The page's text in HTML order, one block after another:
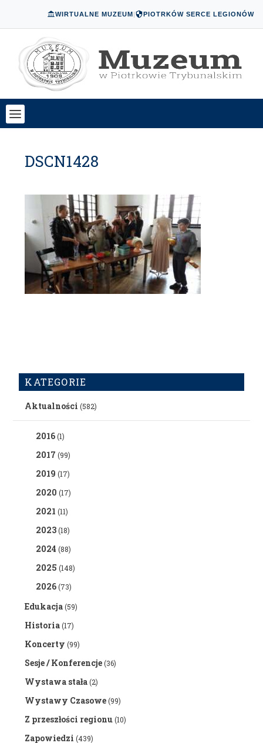
WIRTUALNE MUZEUM| PIOTRKÓW SERCE LEGIONÓW
DSCN1428
KATEGORIE
Aktualności (582)
2016(1)
2017 (99)
2019 (17)
2020 (17)
2021 (11)
2023(18)
2024 (88)
2025 (148)
2026(73)
Edukacja(59)
Historia(17)
Koncerty (99)
Sesje / Konferencje(36)
Wystawa stała(2)
Wystawy Czasowe(99)
Z przeszłości regionu(10)
Zapowiedzi (439)